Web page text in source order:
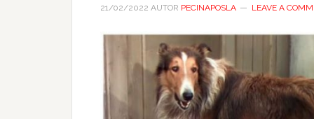
21/02/2022 AUTOR PECINAPOSLA LEAVE A